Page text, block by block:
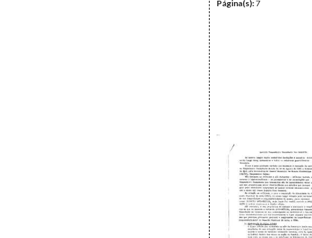
Página(s):7